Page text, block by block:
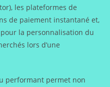
les plateformes de
de paiement instantané et,
la personnalisation du
lors d’une
performant permet non